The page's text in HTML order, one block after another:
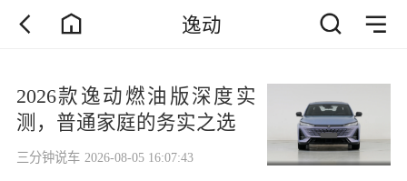
逸动
2026款逸动燃油版深度实
测，普通家庭的务实之选
三分钟说车 2026-08-05 16:07:43